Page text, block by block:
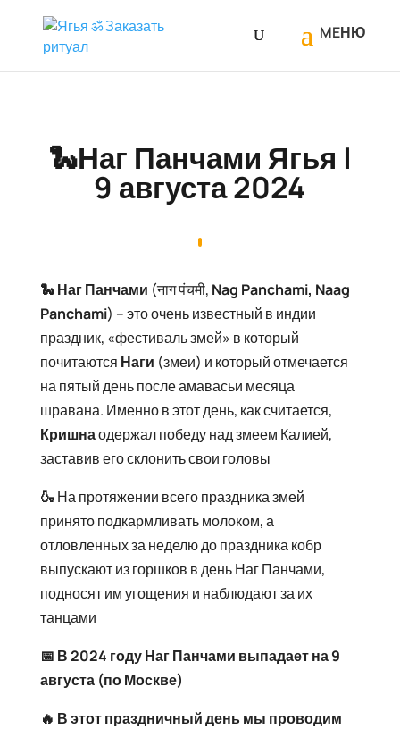
🐍Наг Панчами Ягья |
9 августа 2024
🐍 Наг Панчами (नाग पंचमी, Nag Panchami, Naag
Panchami) – это очень известный в индии
праздник, «фестиваль змей» в который
почитаются Наги (змеи) и который отмечается
на пятый день после амавасьи месяца
шравана. Именно в этот день, как считается,
Кришнаодержал победу над змеем Калией,
заставив его склонить свои головы
🍶На протяжении всего праздника змей
принято подкармливать молоком, а
отловленных за неделю до праздника кобр
выпускают из горшков в день Наг Панчами,
подносят им угощения и наблюдают за их
танцами
📅 В 2024 году Наг Панчами выпадает на 9
августа (по Москве)
🔥 В этот праздничный день мы проводим